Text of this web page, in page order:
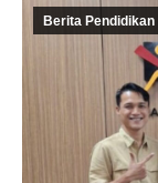
Berita Pendidikan